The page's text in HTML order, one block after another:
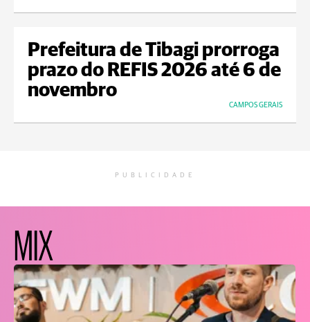
Prefeitura de Tibagi prorroga
prazo do REFIS 2026 até 6 de
novembro
CAMPOS GERAIS
PUBLICIDADE
MIX